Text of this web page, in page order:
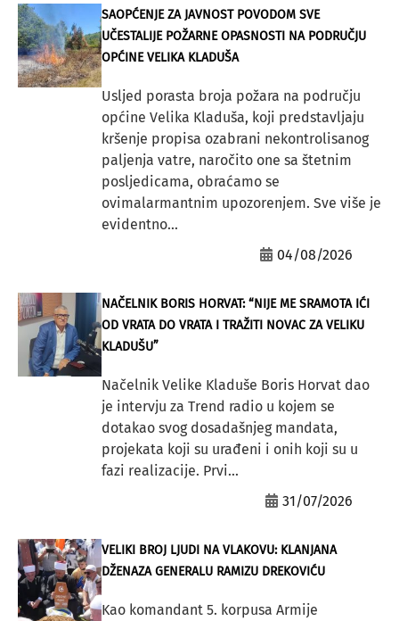
SAOPĆENJE ZA JAVNOST POVODOM SVE
UČESTALIJE POŽARNE OPASNOSTI NA PODRUČJU
OPĆINE VELIKA KLADUŠA
Usljed porasta broja požara na području
općine Velika Kladuša, koji predstavljaju
kršenje propisa ozabrani nekontrolisanog
paljenja vatre, naročito one sa štetnim
posljedicama, obraćamo se
ovimalarmantnim upozorenjem. Sve više je
evidentno...
04/08/2026
NAČELNIK BORIS HORVAT: “NIJE ME SRAMOTA IĆI
OD VRATA DO VRATA I TRAŽITI NOVAC ZA VELIKU
KLADUŠU”
Načelnik Velike Kladuše Boris Horvat dao
je intervju za Trend radio u kojem se
dotakao svog dosadašnjeg mandata,
projekata koji su urađeni i onih koji su u
fazi realizacije. Prvi...
31/07/2026
VELIKI BROJ LJUDI NA VLAKOVU: KLANJANA
DŽENAZA GENERALU RAMIZU DREKOVIĆU
Kao komandant 5. korpusa Armije